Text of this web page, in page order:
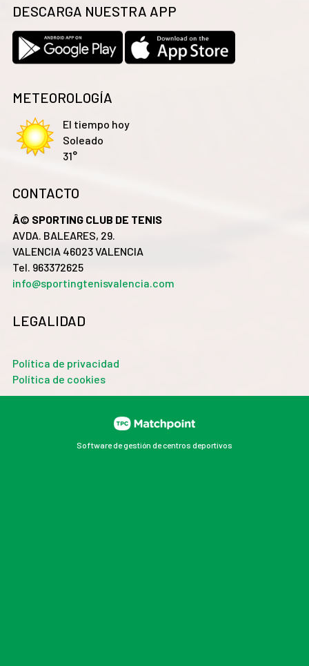
DESCARGA NUESTRA APP
METEOROLOGÍA
El tiempo hoy
Soleado
31°
CONTACTO
Â© SPORTING CLUB DE TENIS
AVDA. BALEARES, 29.
VALENCIA 46023 VALENCIA
Tel. 963372625
info@sportingtenisvalencia.com
LEGALIDAD
Política de privacidad
Política de cookies
Software de gestión de centros deportivos